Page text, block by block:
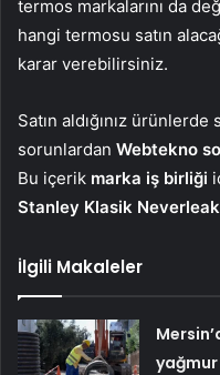
termos markalarını da
hangi termosu satın
karar verebilirsiniz.
Satın aldığınız ürünlerde
sorunlardan Webtekno
Bu içerik marka iş birliği
Stanley Klasik
İlgili Makaleler
yağmur